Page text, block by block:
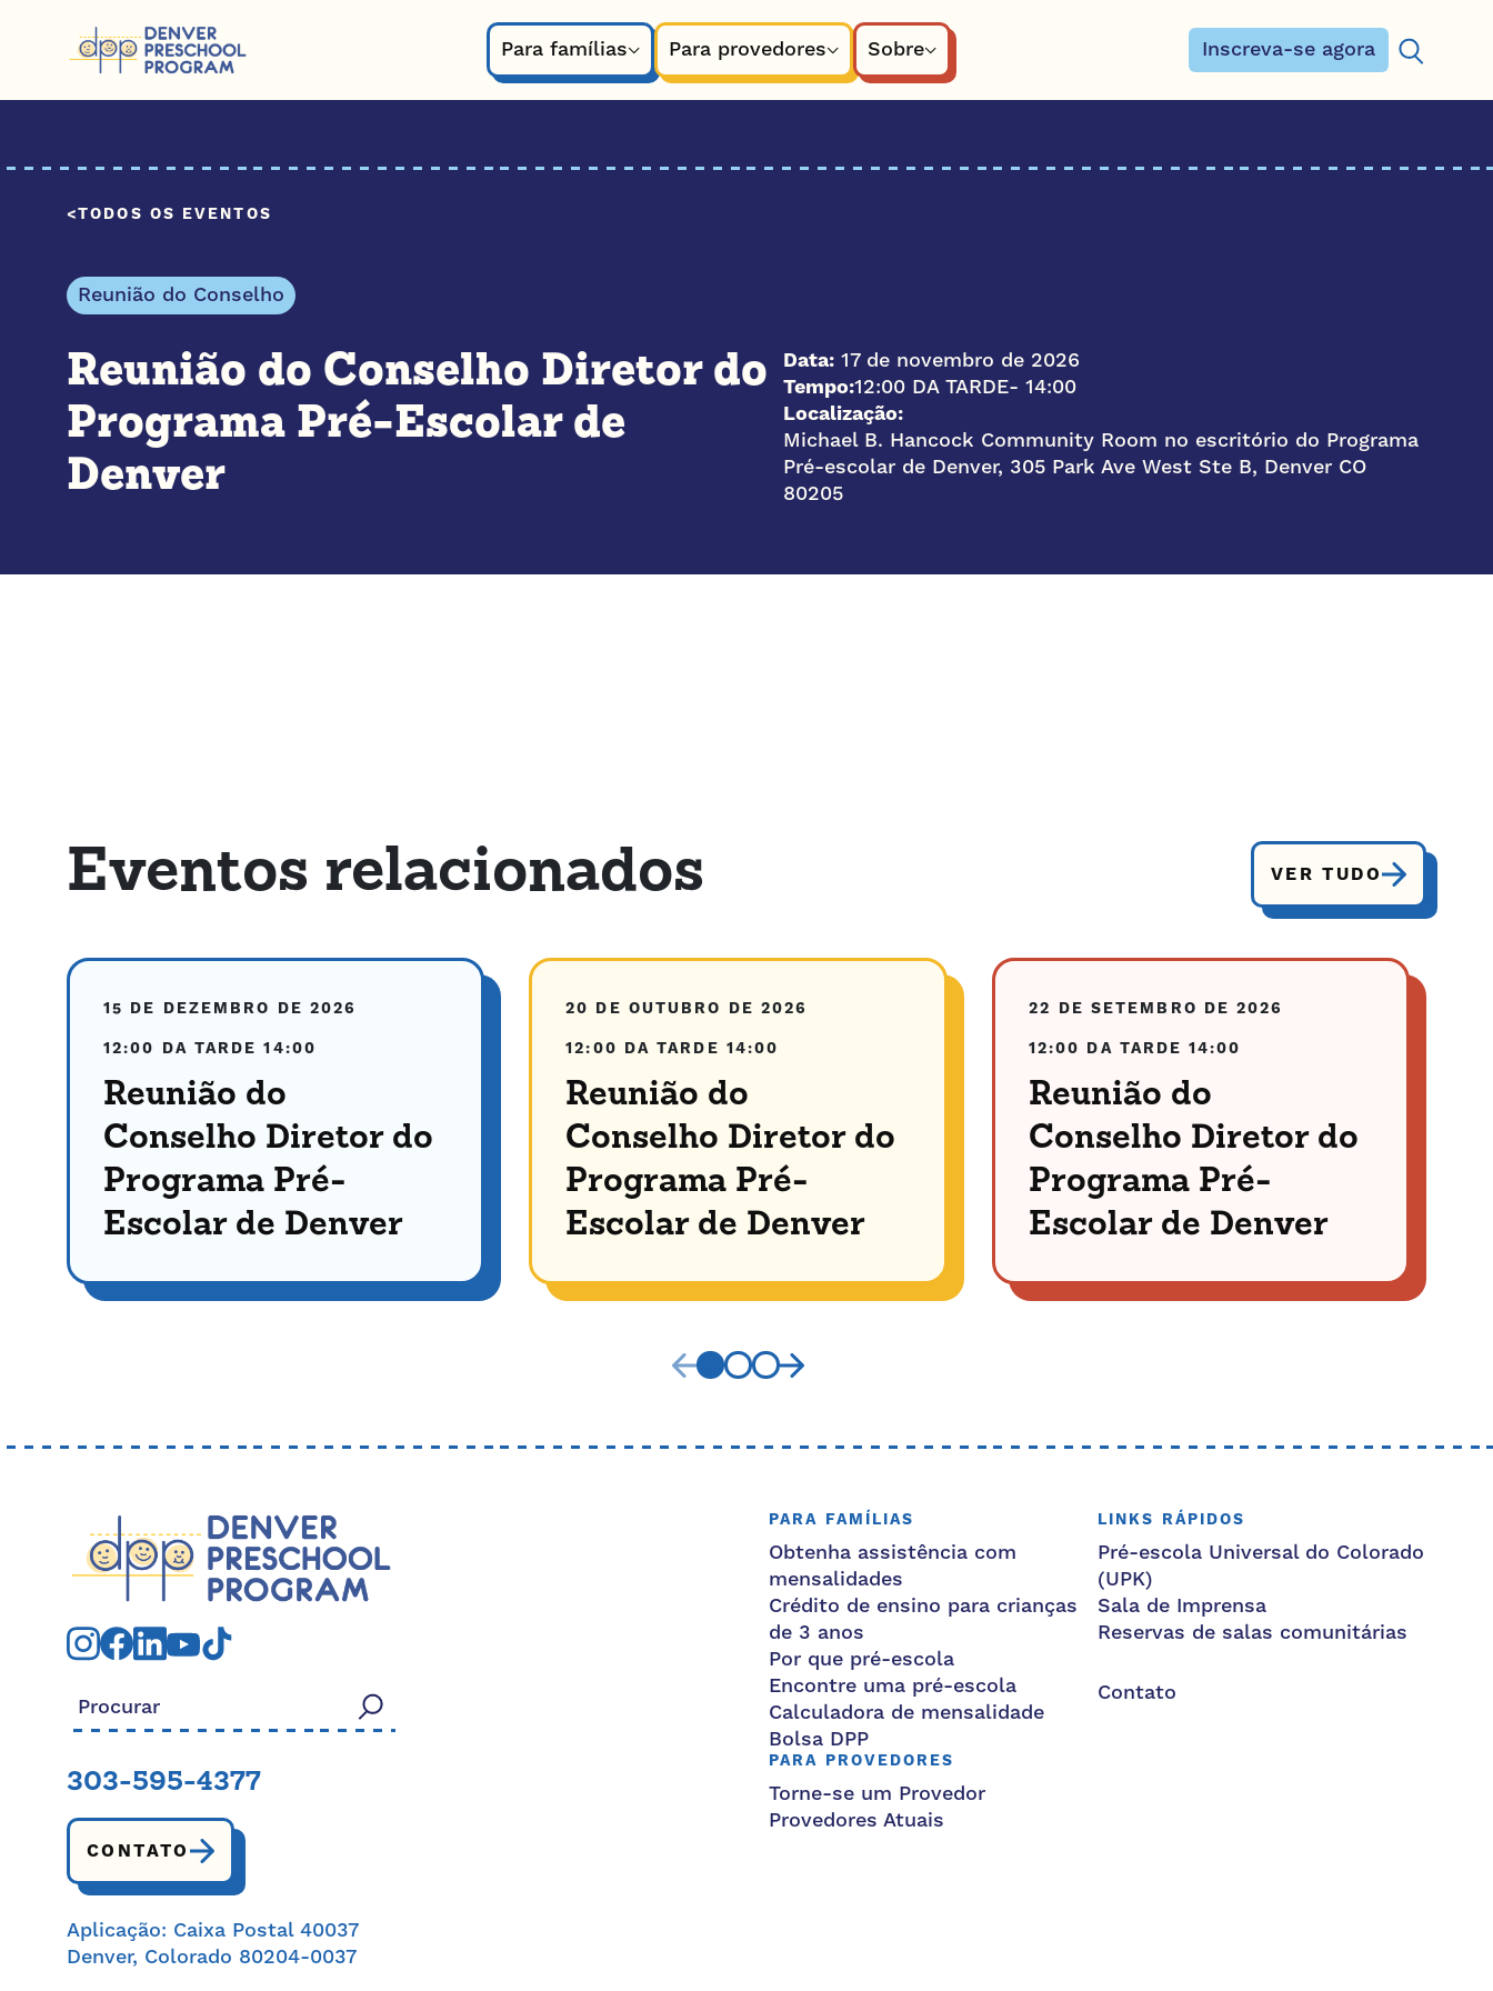
Para famílias
Para provedores Sobre Inscreva-se agora
Procurar:
TODOS OS EVENTOS
Reunião do Conselho
Reunião do Conselho Diretor do
Programa Pré-Escolar de
Denver
Data: 17 de novembro de 2026
Tempo:12:00 DA TARDE- 14:00
Localização:
Michael B. Hancock Community Room no escritório do Programa
Pré-escolar de Denver, 305 Park Ave West Ste B, Denver CO
80205
Eventos relacionados VER TUDO
15 DE DEZEMBRO DE 2026
12:00 DA TARDE 14:00
Reunião do
Conselho Diretor do
Programa Pré-
Escolar de Denver
20 DE OUTUBRO DE 2026
12:00 DA TARDE 14:00
Reunião do
Conselho Diretor do
Programa Pré-
Escolar de Denver
22 DE SETEMBRO DE 2026
12:00 DA TARDE 14:00
Reunião do
Conselho Diretor do
Programa Pré-
Escolar de Denver
Procurar:
303-595-4377
CONTATO
Aplicação: Caixa Postal 40037
Denver, Colorado 80204-0037
PARA FAMÍLIAS
Obtenha assistência com
mensalidades
Crédito de ensino para crianças
de 3 anos
Por que pré-escola
Encontre uma pré-escola
Calculadora de mensalidade
Bolsa DPP
PARA PROVEDORES
Torne-se um Provedor
Provedores Atuais
LINKS RÁPIDOS
Pré-escola Universal do Colorado
(UPK)
Sala de Imprensa
Reservas de salas comunitárias
Contato